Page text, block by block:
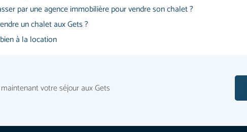
par une agence immobilière pour vendre son chalet ?
un chalet aux Gets ?
à la location
votre séjour aux Gets